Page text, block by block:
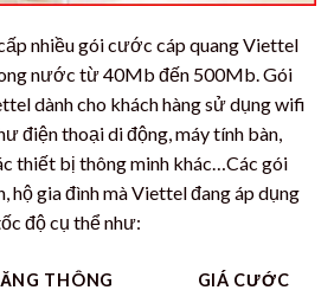
nhiều gói cước cáp quang Viettel
nước từ 40Mb đến 500Mb. Gói
dành cho khách hàng sử dụng wifi
điện thoại di động, máy tính bàn,
thiết bị thông minh khác…Các gói
hộ gia đình mà Viettel đang áp dụng
độ cụ thể như:
THÔNG
GIÁ CƯỚC